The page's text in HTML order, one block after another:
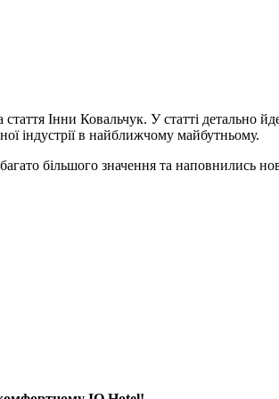
Інни Ковальчук. У статті детально
індустрії в найближчому майбутньому.
більшого значення та наповнились